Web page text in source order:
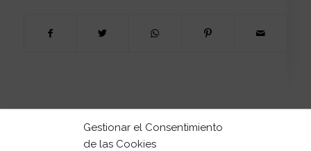
Gestionar el Consentimiento
de las Cookies